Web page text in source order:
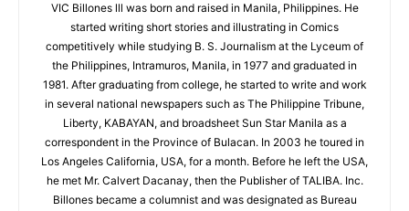
VIC Billones lll was born and raised in Manila, Philippines. He
started writing short stories and illustrating in Comics
competitively while studying B. S. Journalism at the Lyceum of
the Philippines, Intramuros, Manila, in 1977 and graduated in
1981. After graduating from college, he started to write and work
in several national newspapers such as The Philippine Tribune,
Liberty, KABAYAN, and broadsheet Sun Star Manila as a
correspondent in the Province of Bulacan. In 2003 he toured in
Los Angeles California, USA, for a month. Before he left the USA,
he met Mr. Calvert Dacanay, then the Publisher of TALIBA. Inc.
Billones became a columnist and was designated as Bureau